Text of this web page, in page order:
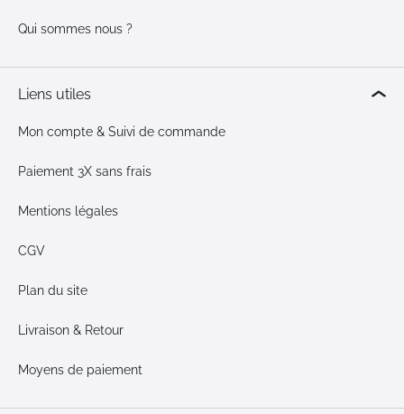
Qui sommes nous ?
Liens utiles
Mon compte & Suivi de commande
Paiement 3X sans frais
Mentions légales
CGV
Plan du site
Livraison & Retour
Moyens de paiement